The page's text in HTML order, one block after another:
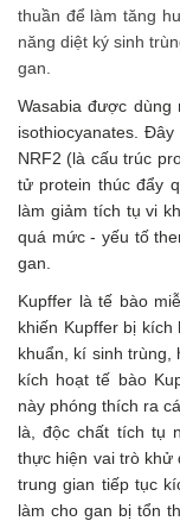
thuần để làm tăng
năng diệt ký sinh
gan.
Wasabia được
isothiocyanates.
NRF2 (là cấu trúc
tử protein thúc đẩy
làm giảm tích tụ vi
quá mức - yếu tố
gan.
Kupffer là tế bào
khiến Kupffer bị
khuẩn, kí sinh
kích hoạt tế bào
này phóng thích ra
là, độc chất tích tụ
thực hiện vai trò khử
trung gian tiếp tục
làm cho gan bị tổn